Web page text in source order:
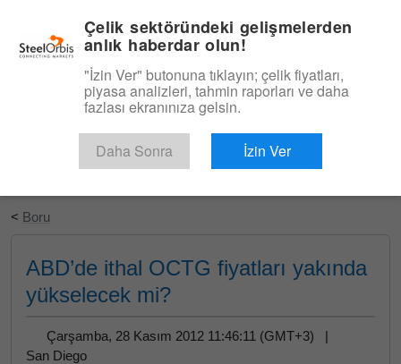
Ücretsiz Deneyin
< Boru
ABD’de ithal OCTG fiyatları yakında
yükselecek mi?
Çarşamba, 28 Kasım 2012 11:46:11 (GMT+3) |
San Diego
Çelik sektöründeki gelişmelerden
anlık haberdar olun!
"İzin Ver" butonuna tıklayın; çelik fiyatları,
piyasa analizleri, tahmin raporları ve daha
fazlası ekranınıza gelsin.
Daha Sonra İzin Ver